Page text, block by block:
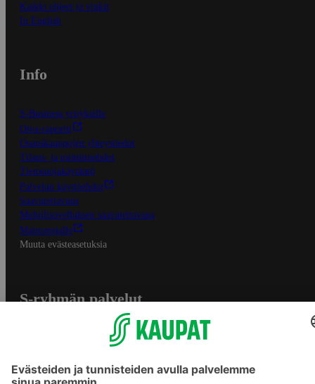
Kaikki ohjeet ja vinkit
In English
Info
S-Business yrityksille
Oiva-raportit
Osuuskauppojen yhteystiedot
Tilaus- ja toimitusehdot
Tietosuojakäytäntö
Palvelun käyttöehdot
Saavutettavuus
Mobiilisovelluksen saavutettavuus
Mainostajalle
Muuta evästeasetuksia
S-ryhmän palvelut
Yhteishyvä Ruoka -sovellus